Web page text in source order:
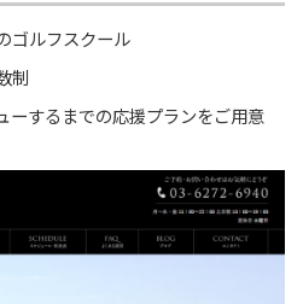
ゴルフスクール
制
ーするまでの応援プランをご用意